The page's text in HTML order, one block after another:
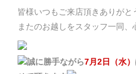
皆様いつもご来店頂きありがと
またのお越しをスタッフ一同
誠に勝手ながら7月2日（水）